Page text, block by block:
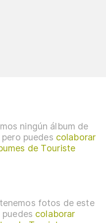
ningún álbum de
puedes colaborar
de Touriste
fotos de este
colaborar